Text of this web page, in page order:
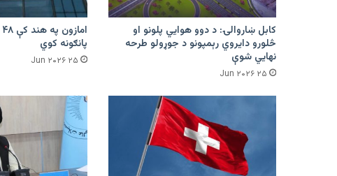
کابل ښاروالۍ: د دوو هوايي پلونو او
څلورو دایروي رېمپونو د جوړولو طرحه
نهایي شوې
۲۵ Jun ۲۰۲۶
پانګونه کوي
۲۵ Jun ۲۰۲۶